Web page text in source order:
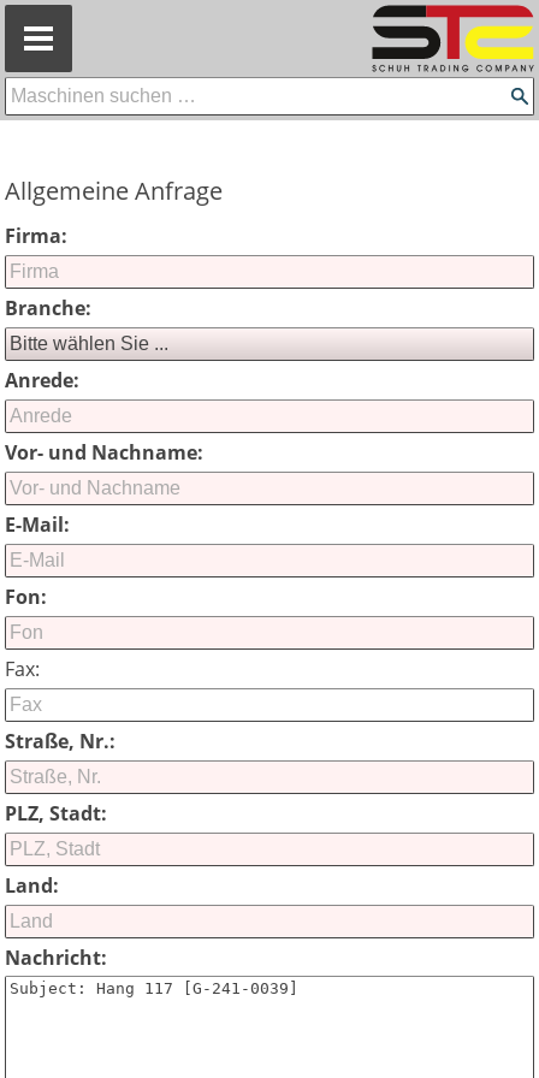
Allgemeine Anfrage
Firma:
Branche:
Anrede:
Vor- und Nachname:
E-Mail:
Fon:
Fax:
Straße, Nr.:
PLZ, Stadt:
Land:
Nachricht: